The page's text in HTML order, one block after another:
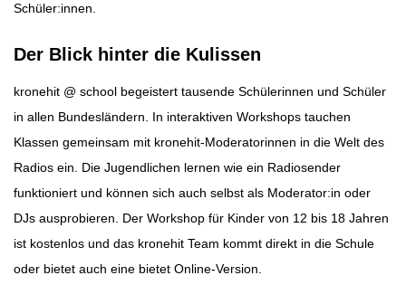
Schüler:innen.
Der Blick hinter die Kulissen
kronehit @ school begeistert tausende Schülerinnen und Schüler
in allen Bundesländern. In interaktiven Workshops tauchen
Klassen gemeinsam mit kronehit-Moderatorinnen in die Welt des
Radios ein. Die Jugendlichen lernen wie ein Radiosender
funktioniert und können sich auch selbst als Moderator:in oder
DJs ausprobieren. Der Workshop für Kinder von 12 bis 18 Jahren
ist kostenlos und das kronehit Team kommt direkt in die Schule
oder bietet auch eine bietet Online-Version.